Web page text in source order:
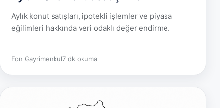
Aylık konut satışları, ipotekli işlemler ve piyasa
eğilimleri hakkında veri odaklı değerlendirme.
Fon Gayrimenkul7 dk okuma